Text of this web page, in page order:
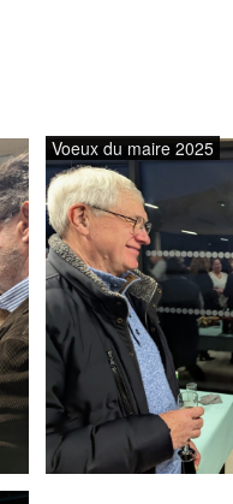
Voeux du maire 2025